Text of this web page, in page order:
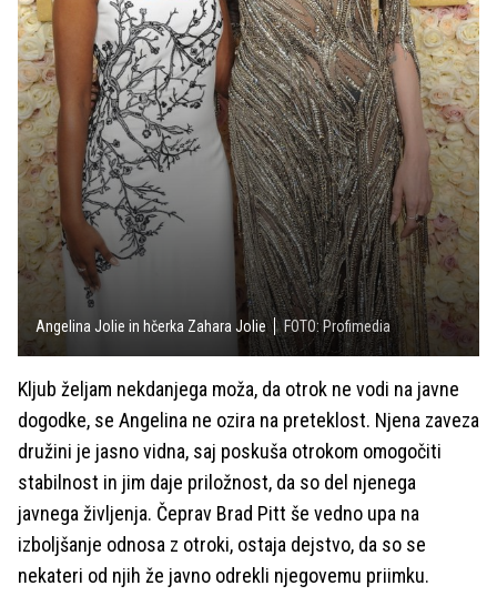
Angelina Jolie in hčerka Zahara Jolie FOTO: Profimedia
Kljub željam nekdanjega moža, da otrok ne vodi na javne
dogodke, se Angelina ne ozira na preteklost. Njena zaveza
družini je jasno vidna, saj poskuša otrokom omogočiti
stabilnost in jim daje priložnost, da so del njenega
javnega življenja. Čeprav Brad Pitt še vedno upa na
izboljšanje odnosa z otroki, ostaja dejstvo, da so se
nekateri od njih že javno odrekli njegovemu priimku.